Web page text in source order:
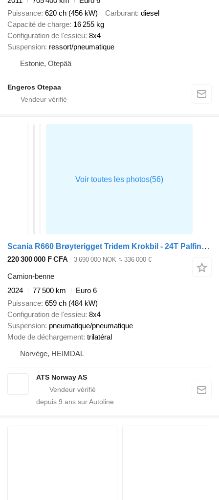
Puissance 620 ch (456 kW) Carburant diesel
Capacité de charge 16 255 kg
Configuration de l'essieu 8x4
Suspension ressort/pneumatique
Estonie, Otepää
Engeros Otepaa
Scania R660 Brøyterigget Tridem Krokbil - 24T Palfinger krok
220 300 000 F CFA 3 690 000 NOK ≈ 336 000 €
Camion-benne
2024
77 500 km
Euro 6
Puissance 659 ch (484 kW)
Configuration de l'essieu 8x4
Suspension pneumatique/pneumatique
Mode de déchargement trilatéral
Norvège, HEIMDAL
ATS Norway AS
depuis 9 ans sur Autoline